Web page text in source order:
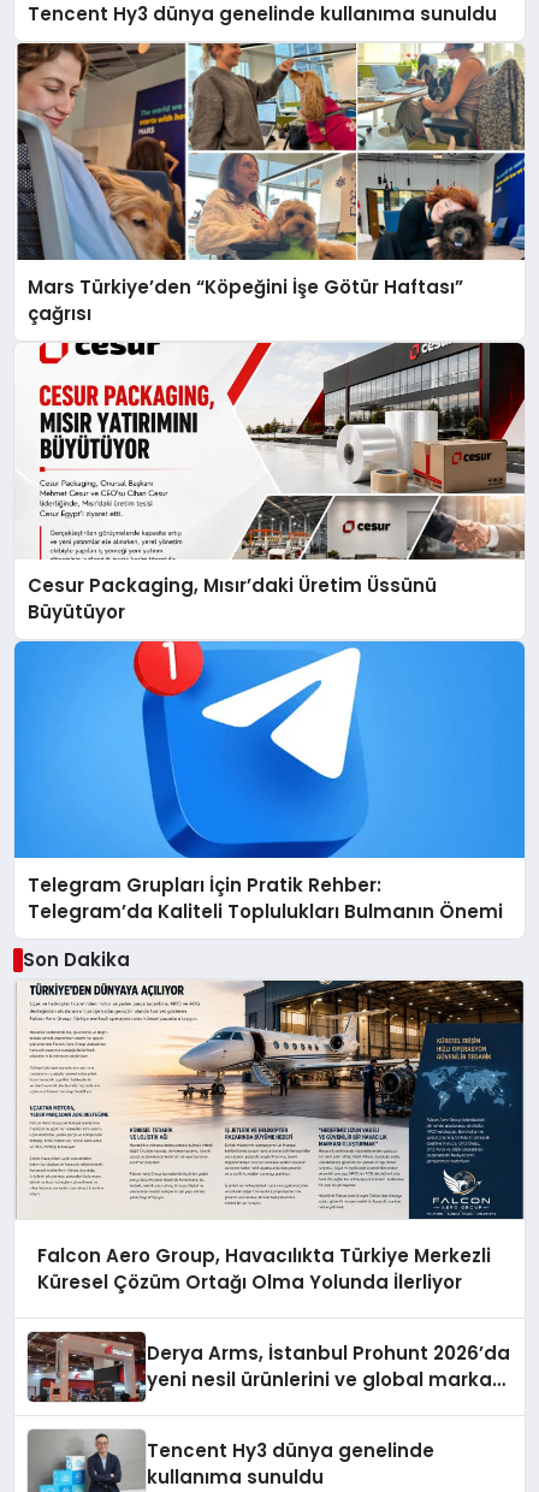
Tencent Hy3 dünya genelinde kullanıma sunuldu
Mars Türkiye’den “Köpeğini İşe Götür Haftası”
çağrısı
Cesur Packaging, Mısır’daki Üretim Üssünü
Büyütüyor
Telegram Grupları İçin Pratik Rehber:
Telegram’da Kaliteli Toplulukları Bulmanın Önemi
Son Dakika
Falcon Aero Group, Havacılıkta Türkiye Merkezli
Küresel Çözüm Ortağı Olma Yolunda İlerliyor
Derya Arms, İstanbul Prohunt 2026’da
yeni nesil ürünlerini ve global marka
Tencent Hy3 dünya genelinde
kullanıma sunuldu